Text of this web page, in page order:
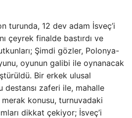
turunda, 12 dev adam İsveç’i
çeyrek finalde bastırdı ve
Şimdi gözler, Polonya-
oyunun galibi ile oynanacak
Bir erkek ulusal
destansı zaferi ile, mahalle
merak konusu, turnuvadaki
dikkat çekiyor; İsveç’i